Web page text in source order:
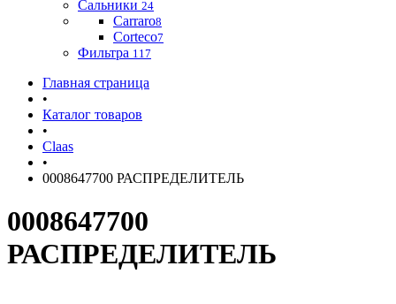
Сальники 24
Carraro8
Corteco7
Фильтра 117
Главная страница
•
Каталог товаров
•
Claas
•
0008647700 РАСПРЕДЕЛИТЕЛЬ
0008647700
РАСПРЕДЕЛИТЕЛЬ